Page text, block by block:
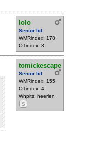
lolo
Senior lid
WMRindex: 178
OTindex: 3
tomickescape
Senior lid
WMRindex: 155
OTindex: 4
Wnplts: heerlen
S